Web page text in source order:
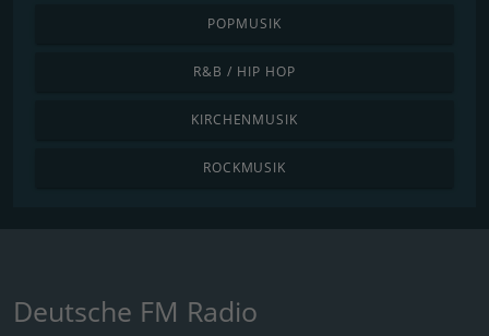
POPMUSIK
R&B / HIP HOP
KIRCHENMUSIK
ROCKMUSIK
Deutsche FM Radio